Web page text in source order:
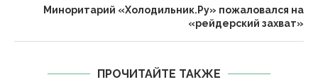
Миноритарий «Холодильник.Ру» пожаловался на
«рейдерский захват»
ПРОЧИТАЙТЕ ТАКЖЕ